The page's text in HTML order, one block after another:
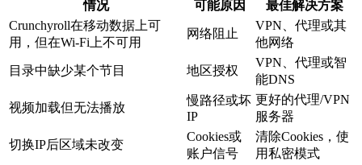
情况 可能原因
最佳解决方案
Crunchyroll在移动数据上可
用，但在Wi-Fi上不可用
网络阻止
VPN、代理或其
他网络
目录中缺少某个节目 地区授权
VPN、代理或智
能DNS
视频加载但无法播放
慢路径或坏
IP
更好的代理/VPN
服务器
切换IP后区域未改变
Cookies或
账户信号
清除Cookies，使
用私密模式